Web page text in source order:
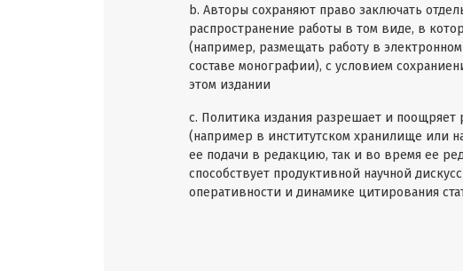
b. Авторы сохраняют право заключать
распространение работы в том виде, в
(например, размещать работу в
составе монографии), с условием
этом издании
с. Политика издания разрешает и
(например в институтском хранилище или
ее подачи в редакцию, так и во время ее
способствует продуктивной научной
оперативности и динамике цитирования